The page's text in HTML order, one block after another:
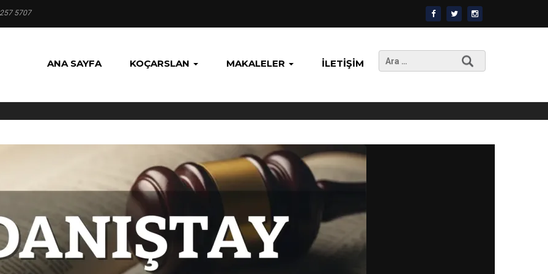
5707
ANA SAYFA KOÇARSLAN MAKALELER İLETIŞIM
Arama: